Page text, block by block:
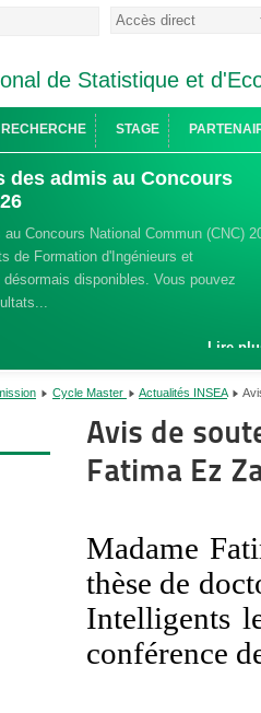
de Statistique et
RECHERCHE STAGE
des admis au Concours
Concours National Commun (CNC)
de Formation d'Ingénieurs et
disponibles. Vous pouvez
Lire
Cycle Master Actualités INSEA
Avis de
Fatima Ez
Madame
thèse de
Intelligents
conférence